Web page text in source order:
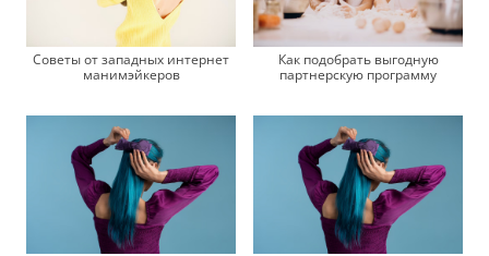
Советы от западных интернет
манимэйкеров
Как подобрать выгодную
партнерскую программу